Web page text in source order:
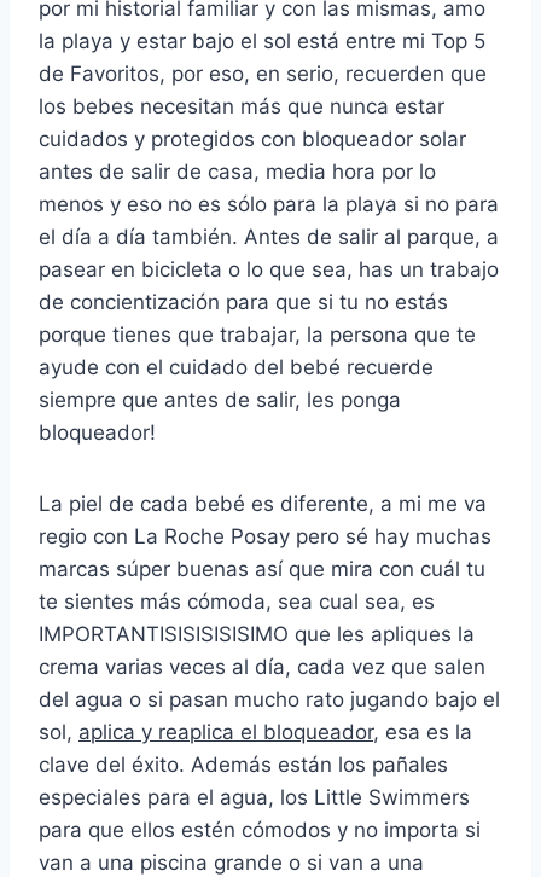
por mi historial familiar y con las mismas, amo
la playa y estar bajo el sol está entre mi Top 5
de Favoritos, por eso, en serio, recuerden que
los bebes necesitan más que nunca estar
cuidados y protegidos con bloqueador solar
antes de salir de casa, media hora por lo
menos y eso no es sólo para la playa si no para
el día a día también. Antes de salir al parque, a
pasear en bicicleta o lo que sea, has un trabajo
de concientización para que si tu no estás
porque tienes que trabajar, la persona que te
ayude con el cuidado del bebé recuerde
siempre que antes de salir, les ponga
bloqueador!
La piel de cada bebé es diferente, a mi me va
regio con La Roche Posay pero sé hay muchas
marcas súper buenas así que mira con cuál tu
te sientes más cómoda, sea cual sea, es
IMPORTANTISISISISISIMO que les apliques la
crema varias veces al día, cada vez que salen
del agua o si pasan mucho rato jugando bajo el
sol, aplica y reaplica el bloqueador, esa es la
clave del éxito. Además están los pañales
especiales para el agua, los Little Swimmers
para que ellos estén cómodos y no importa si
van a una piscina grande o si van a una